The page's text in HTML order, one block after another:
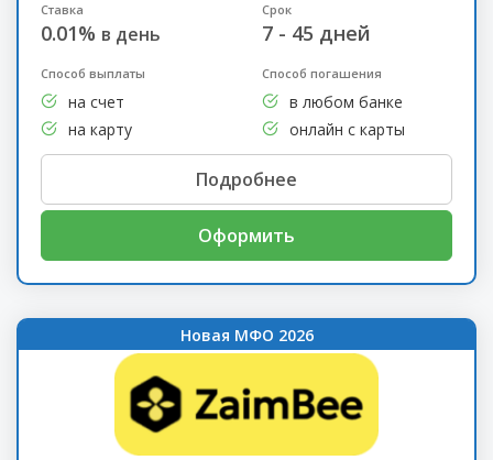
Ставка
0.01% в день
Срок
7 - 45 дней
Способ выплаты
на счет
на карту
Способ погашения
в любом банке
онлайн с карты
Подробнее
Оформить
Новая МФО 2026